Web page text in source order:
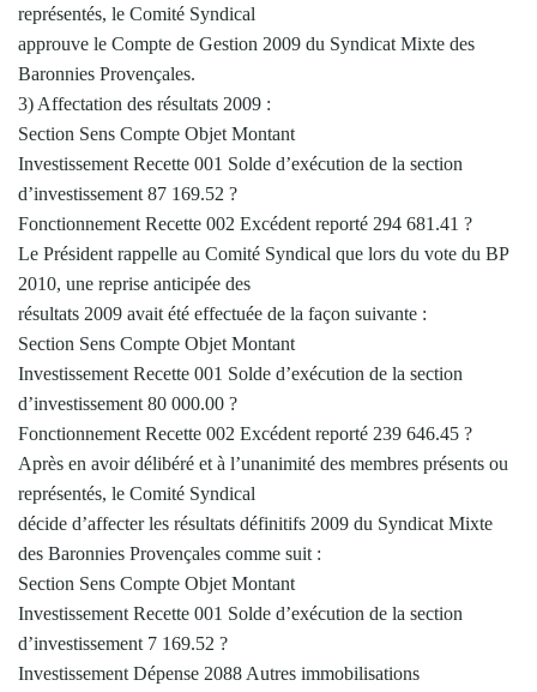
représentés, le Comité Syndical
approuve le Compte de Gestion 2009 du Syndicat Mixte des
Baronnies Provençales.
3) Affectation des résultats 2009 :
Section Sens Compte Objet Montant
Investissement Recette 001 Solde d’exécution de la section
d’investissement 87 169.52 ?
Fonctionnement Recette 002 Excédent reporté 294 681.41 ?
Le Président rappelle au Comité Syndical que lors du vote du BP
2010, une reprise anticipée des
résultats 2009 avait été effectuée de la façon suivante :
Section Sens Compte Objet Montant
Investissement Recette 001 Solde d’exécution de la section
d’investissement 80 000.00 ?
Fonctionnement Recette 002 Excédent reporté 239 646.45 ?
Après en avoir délibéré et à l’unanimité des membres présents ou
représentés, le Comité Syndical
décide d’affecter les résultats définitifs 2009 du Syndicat Mixte
des Baronnies Provençales comme suit :
Section Sens Compte Objet Montant
Investissement Recette 001 Solde d’exécution de la section
d’investissement 7 169.52 ?
Investissement Dépense 2088 Autres immobilisations